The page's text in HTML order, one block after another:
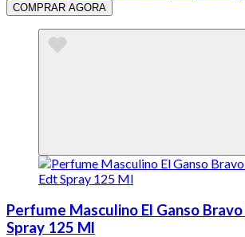
COMPRAR AGORA
Perfume Masculino El Ganso
Spray 125 Ml